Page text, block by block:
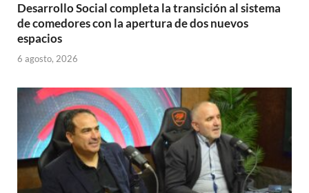
Desarrollo Social completa la transición al sistema
de comedores con la apertura de dos nuevos
espacios
6 agosto, 2026